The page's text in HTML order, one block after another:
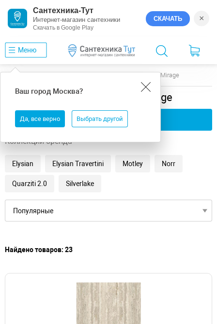
Сантехника-Тут
Интернет-магазин сантехники
Скачать в Google Play
СКАЧАТЬ ×
Меню
Ваш город Москва?
Да, все верно Выбрать другой
Mirage
Керамогранит под камень Mirage
Применить фильтры
Коллекции бренда
Elysian Elysian Travertini Motley Norr
Quarziti 2.0 Silverlake
Найдено товаров: 23